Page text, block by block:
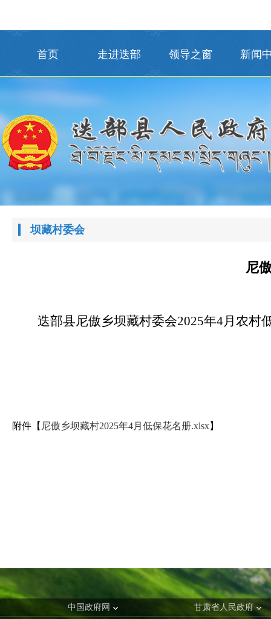
首页 走进迭部 领导之窗 新闻
坝藏村委会
尼
迭部县尼傲乡坝藏村委会2025年4月农村
附件【 尼傲乡坝藏村2025年4月低保花名册.xlsx】
中国政府网 甘肃省人民政府